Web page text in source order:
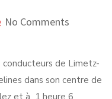
No Comments
conducteurs de Limetz-
dans son centre de
et à 1 heure 6